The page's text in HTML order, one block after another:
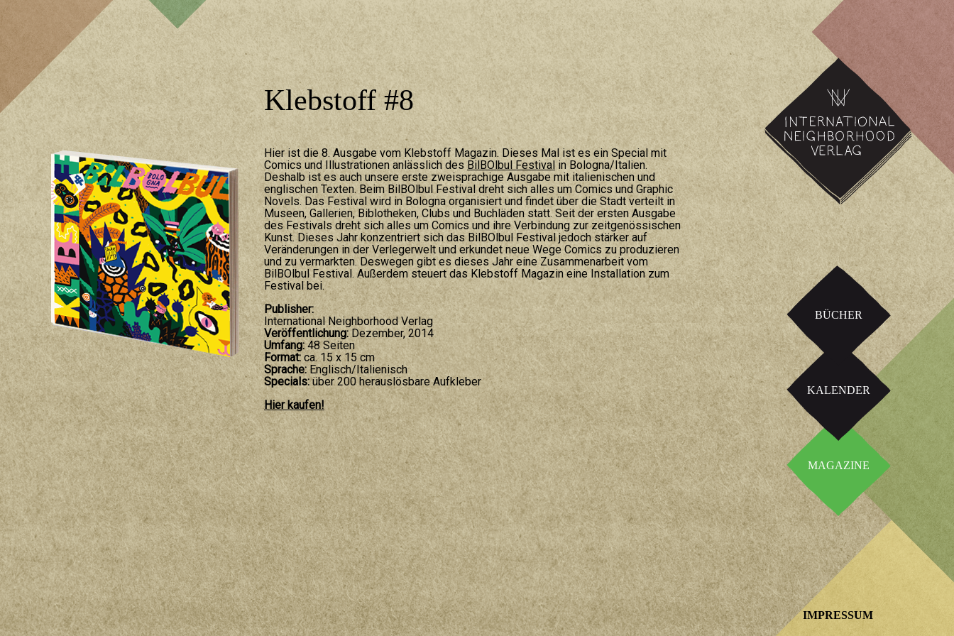
International Neighborhood
Verlag
BÜCHER
KALENDER
MAGAZINE
IMPRESSUM
Klebstoff #8
Hier ist die 8. Ausgabe vom Klebstoff Magazin. Dieses Mal ist es ein Special mit
Comics und Illustrationen anlässlich des BilBOlbul Festival in Bologna/Italien.
Deshalb ist es auch unsere erste zweisprachige Ausgabe mit italienischen und
englischen Texten. Beim BilBOlbul Festival dreht sich alles um Comics und Graphic
Novels. Das Festival wird in Bologna organisiert und findet über die Stadt verteilt in
Museen, Gallerien, Biblotheken, Clubs und Buchläden statt. Seit der ersten Ausgabe
des Festivals dreht sich alles um Comics und ihre Verbindung zur zeitgenössischen
Kunst. Dieses Jahr konzentriert sich das BilBOlbul Festival jedoch stärker auf
Veränderungen in der Verlegerwelt und erkundet neue Wege Comics zu produzieren
und zu vermarkten. Deswegen gibt es dieses Jahr eine Zusammenarbeit vom
BilBOlbul Festival. Außerdem steuert das Klebstoff Magazin eine Installation zum
Festival bei.
Publisher:
International Neighborhood Verlag
Veröffentlichung:Dezember, 2014
Umfang:48 Seiten
Format:ca. 15 x 15 cm
Sprache:Englisch/Italienisch
Specials:über 200 herauslösbare Aufkleber
Hier kaufen!